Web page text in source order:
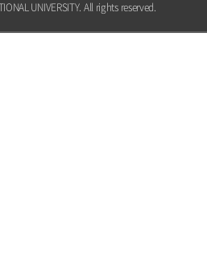
UNIVERSITY. All rights reserved.